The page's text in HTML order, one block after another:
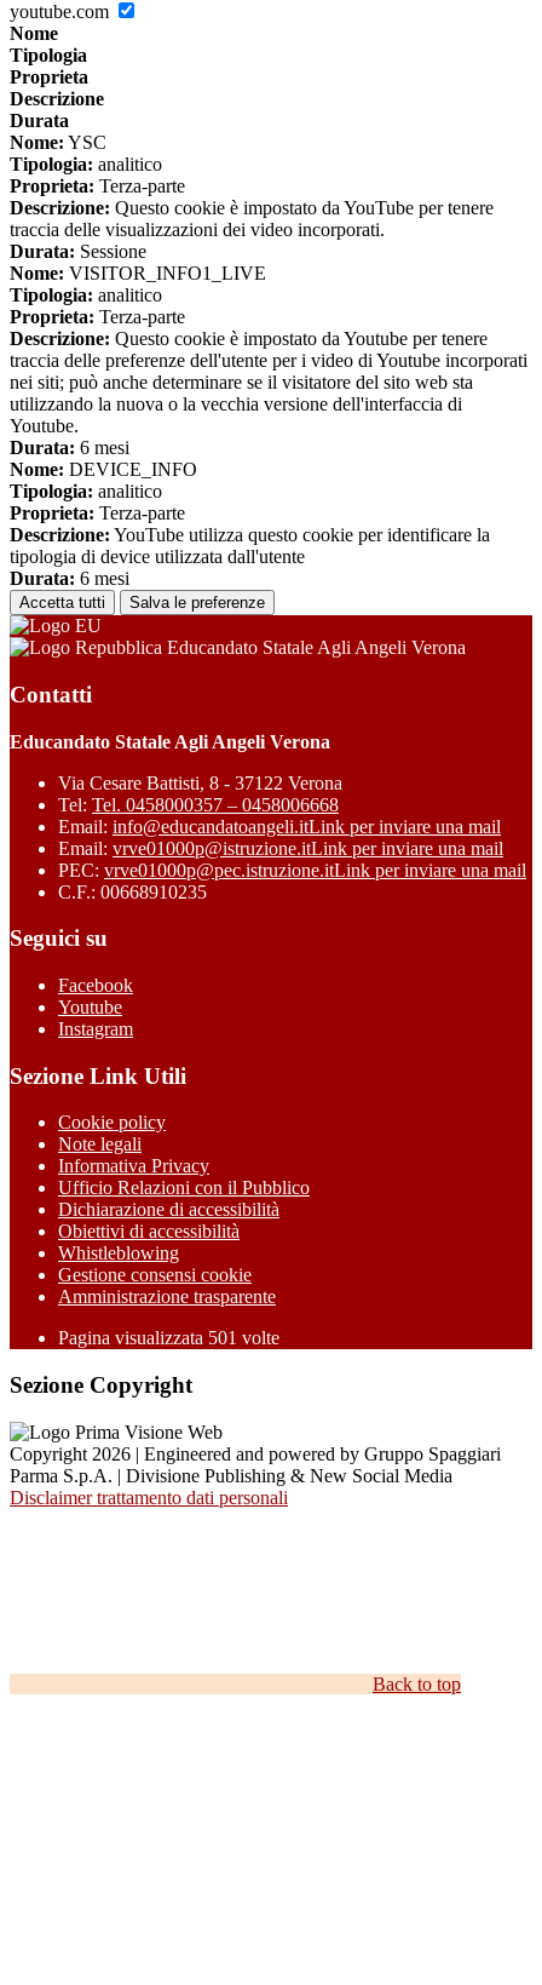
youtube.com
Nome
Tipologia
Proprieta
Descrizione
Durata
Nome: YSC
Tipologia: analitico
Proprieta: Terza-parte
Descrizione: Questo cookie è impostato da YouTube per tenere
traccia delle visualizzazioni dei video incorporati.
Durata: Sessione
Nome: VISITOR_INFO1_LIVE
Tipologia: analitico
Proprieta: Terza-parte
Descrizione: Questo cookie è impostato da Youtube per tenere
traccia delle preferenze dell'utente per i video di Youtube incorporati
nei siti; può anche determinare se il visitatore del sito web sta
utilizzando la nuova o la vecchia versione dell'interfaccia di
Youtube.
Durata: 6 mesi
Nome: DEVICE_INFO
Tipologia: analitico
Proprieta: Terza-parte
Descrizione: YouTube utilizza questo cookie per identificare la
tipologia di device utilizzata dall'utente
Durata: 6 mesi
Accetta tutti Salva le preferenze
Educandato Statale Agli Angeli Verona
Contatti
Educandato Statale Agli Angeli Verona
Via Cesare Battisti, 8 - 37122 Verona
Tel: Tel. 0458000357 – 0458006668
Email: info@educandatoangeli.itLink per inviare una mail
Email: vrve01000p@istruzione.itLink per inviare una mail
PEC: vrve01000p@pec.istruzione.itLink per inviare una mail
C.F.: 00668910235
Seguici su
Facebook
Youtube
Instagram
Sezione Link Utili
Cookie policy
Note legali
Informativa Privacy
Ufficio Relazioni con il Pubblico
Dichiarazione di accessibilità
Obiettivi di accessibilità
Whistleblowing
Gestione consensi cookie
Amministrazione trasparente
Pagina visualizzata 501 volte
Sezione Copyright
Copyright 2026 | Engineered and powered by Gruppo Spaggiari
Parma S.p.A. | Divisione Publishing & New Social Media
Disclaimer trattamento dati personali
Back to top